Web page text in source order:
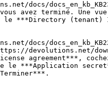
avez terminé. Une
(tenant)
devolutions.net/
agreement***,
le ***Application